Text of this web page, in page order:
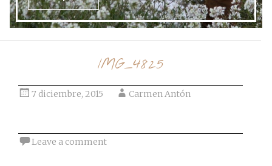
IMG_4825
7 diciembre, 2015 Carmen Antón
Leave a comment